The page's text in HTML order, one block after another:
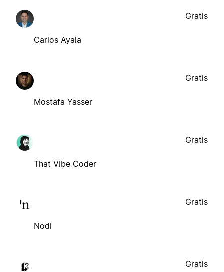
Carlos Ayala
Gratis
Mostafa Yasser
Gratis
That Vibe Coder
Gratis
Nodi
Gratis
Gratis